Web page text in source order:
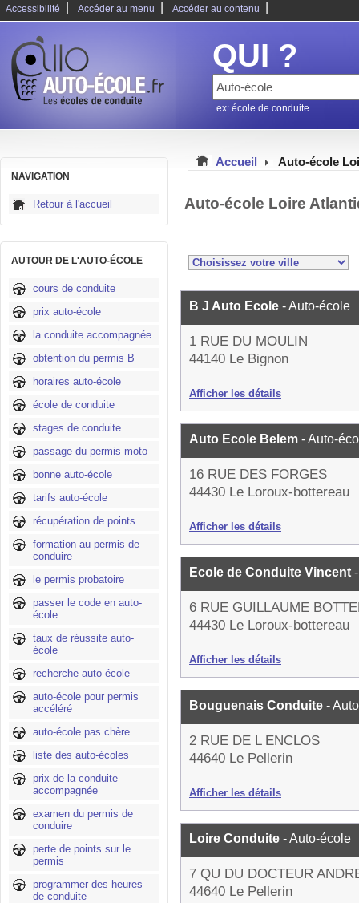
Accessibilité Accéder au menu Accéder au contenu
QUI ?
ex: école de conduite
NAVIGATION
Retour à l'accueil
AUTOUR DE L'AUTO-ÉCOLE
cours de conduite
prix auto-école
la conduite accompagnée
obtention du permis B
horaires auto-école
école de conduite
stages de conduite
passage du permis moto
bonne auto-école
tarifs auto-école
récupération de points
formation au permis de
conduire
le permis probatoire
passer le code en auto-
école
taux de réussite auto-
école
recherche auto-école
auto-école pour permis
accéléré
auto-école pas chère
liste des auto-écoles
prix de la conduite
accompagnée
examen du permis de
conduire
perte de points sur le
permis
programmer des heures
de conduite
Accueil Auto-école
Auto-école Loire
B J Auto Ecole - Auto-école
1 RUE DU MOULIN
44140 Le Bignon
Afficher les détails
Auto Ecole Belem - Auto-
16 RUE DES FORGES
44430 Le Loroux-bottereau
Afficher les détails
Ecole de Conduite Vincent
6 RUE GUILLAUME
44430 Le Loroux-bottereau
Afficher les détails
Bouguenais Conduite -
2 RUE DE L ENCLOS
44640 Le Pellerin
Afficher les détails
Loire Conduite - Auto-école
7 QU DU DOCTEUR
44640 Le Pellerin